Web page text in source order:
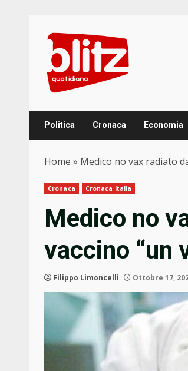
content
Politica Cronaca Economia
Home » Medico no vax radiato
Cronaca Cronaca Italia
Medico no
vaccino “un
Filippo Limoncelli Ottobre 17,